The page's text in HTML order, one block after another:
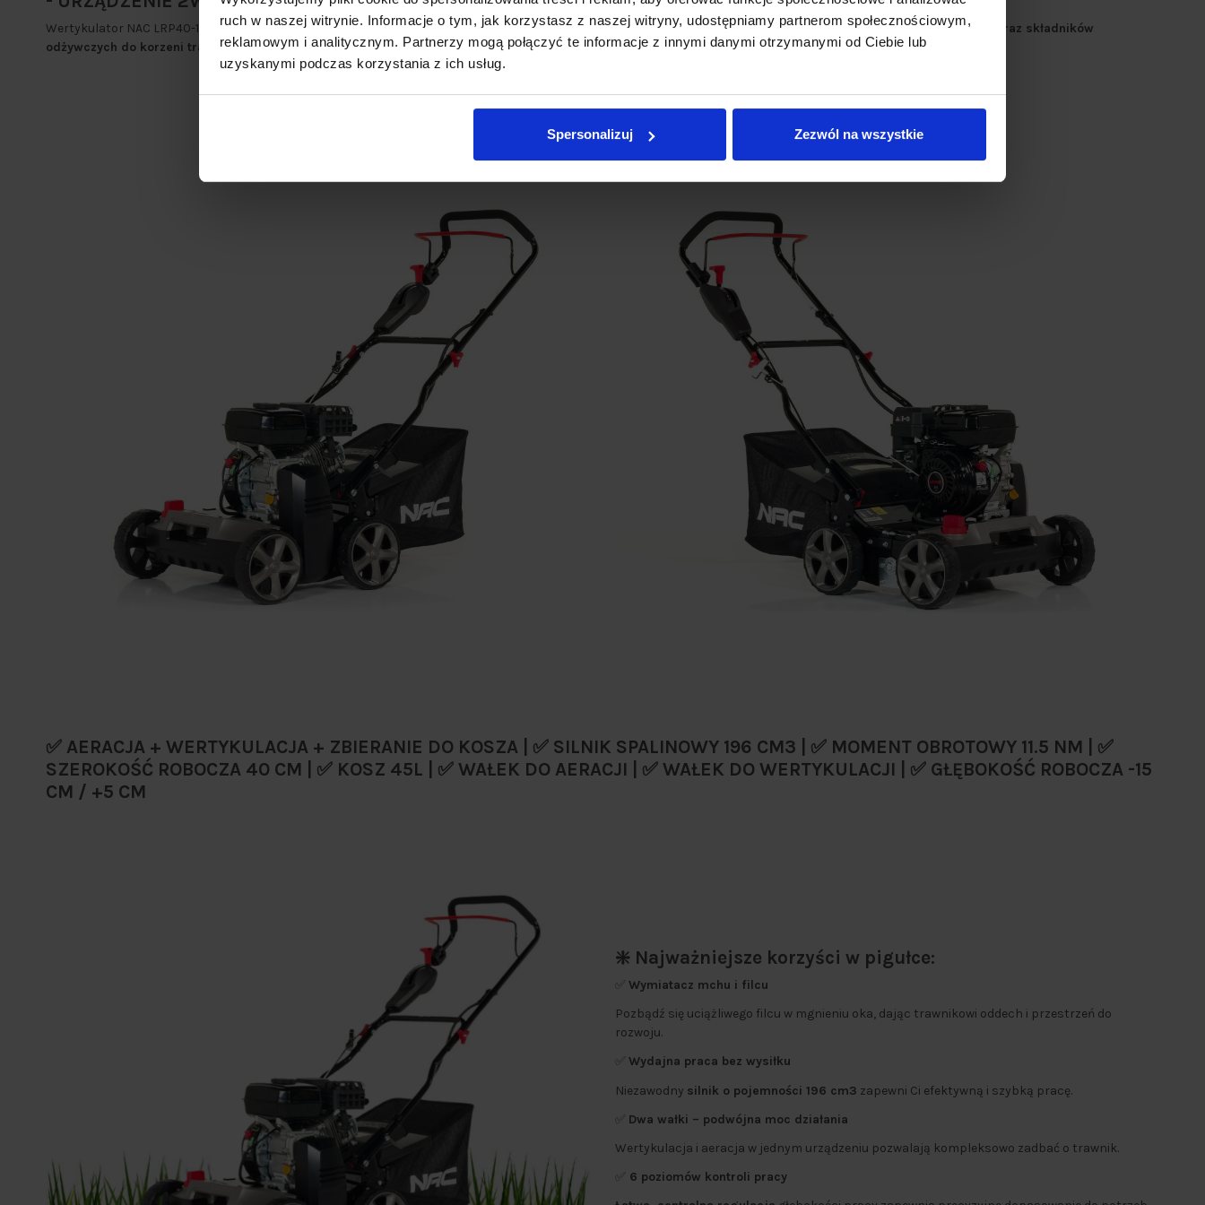
ruch w naszej witrynie. Informacje o tym, jak korzystasz z naszej witryny, udostępniamy partnerom społecznościowym,
reklamowym i analitycznym. Partnerzy mogą połączyć te informacje z innymi danymi otrzymanymi od Ciebie lub
uzyskanymi podczas korzystania z ich usług.
Spersonalizuj Zezwól na wszystkie
Wertykulator NAC LRP40-196L-TXz silnikiem Loncin o pojemności 196 cm3usuwa mech, chwasty i sfilcowaną trawę, wspierając lepszy dostęp powietrza, wody oraz składników
odżywczych do korzeni trawy.
✅ AERACJA + WERTYKULACJA + ZBIERANIE DO KOSZA | ✅ SILNIK SPALINOWY 196 CM3 | ✅ MOMENT OBROTOWY 11.5 NM | ✅
SZEROKOŚĆ ROBOCZA 40 CM | ✅ KOSZ 45L | ✅ WAŁEK DO AERACJI | ✅ WAŁEK DO WERTYKULACJI | ✅ GŁĘBOKOŚĆ ROBOCZA -15
CM / +5 CM
❇️ Najważniejsze korzyści w pigułce:
Wymiatacz mchu i filcu
Pozbądź się uciążliwego filcu w mgnieniu oka, dając trawnikowi oddech i przestrzeń do
rozwoju.
Wydajna praca bez wysiłku
Niezawodny silnik o pojemności 196 cm3 zapewni Ci efektywną i szybką pracę.
Dwa wałki – podwójna moc działania
Wertykulacja i aeracja w jednym urządzeniu pozwalają kompleksowo zadbać o trawnik.
6 poziomów kontroli pracy